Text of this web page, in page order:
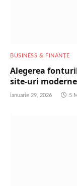
BUSINESS & FINANȚE
Alegerea
site-uri moderne
ianuarie 29, 2026 5